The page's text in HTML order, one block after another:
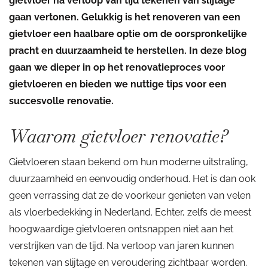
gaan vertonen. Gelukkig is het renoveren van een
gietvloer een haalbare optie om de oorspronkelijke
pracht en duurzaamheid te herstellen. In deze blog
gaan we dieper in op het renovatieproces voor
gietvloeren en bieden we nuttige tips voor een
succesvolle renovatie.
Waarom gietvloer renovatie?
Gietvloeren staan bekend om hun moderne uitstraling,
duurzaamheid en eenvoudig onderhoud. Het is dan ook
geen verrassing dat ze de voorkeur genieten van velen
als vloerbedekking in Nederland. Echter, zelfs de meest
hoogwaardige gietvloeren ontsnappen niet aan het
verstrijken van de tijd. Na verloop van jaren kunnen
tekenen van slijtage en veroudering zichtbaar worden.